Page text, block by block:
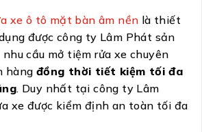
xe ô tô mặt bàn âm nền là thiết
được công ty Lâm Phát sản
cầu mở tiệm rửa xe chuyên
hàng đồng thời tiết kiệm tối đa
. Duy nhất tại công ty Lâm
xe được kiểm định an toàn tối đa